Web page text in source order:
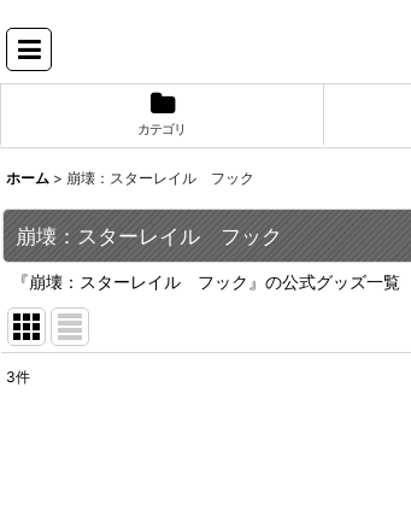
カテゴリ
ホーム > 崩壊：スターレイル フック
崩壊：スターレイル フック
『崩壊：スターレイル フック』の公式グッズ一覧
3件